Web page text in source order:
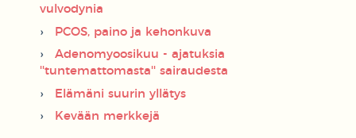
vulvodynia
PCOS, paino ja kehonkuva
Adenomyoosikuu - ajatuksia
''tuntemattomasta'' sairaudesta
Elämäni suurin yllätys
Kevään merkkejä